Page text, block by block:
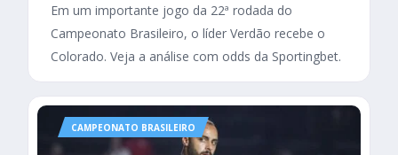
Em um importante jogo da 22ª rodada do
Campeonato Brasileiro, o líder Verdão recebe o
Colorado. Veja a análise com odds da Sportingbet.
CAMPEONATO BRASILEIRO